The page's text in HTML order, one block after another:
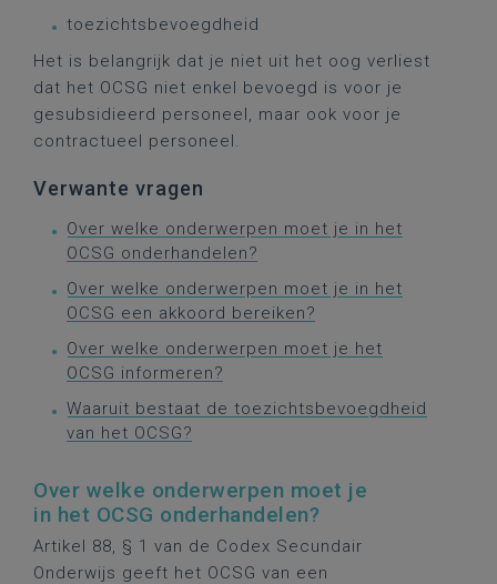
toezichtsbevoegdheid
Het is belangrijk dat je niet uit het oog verliest
dat het OCSG niet enkel bevoegd is voor je
gesubsidieerd personeel, maar ook voor je
contractueel personeel.
Verwante vragen
Over welke onderwerpen moet je in het
OCSG onderhandelen?
Over welke onderwerpen moet je in het
OCSG een akkoord bereiken?
Over welke onderwerpen moet je het
OCSG informeren?
Waaruit bestaat de toezichtsbevoegdheid
van het OCSG?
Over welke onderwerpen moet je
in het OCSG onderhandelen?
Artikel 88, § 1 van de Codex Secundair
Onderwijs geeft het OCSG van een